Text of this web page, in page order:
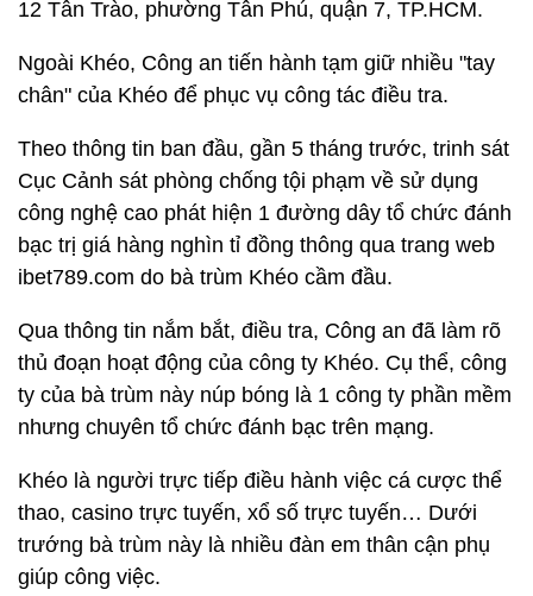
12 Tân Trào, phường Tân Phú, quận 7, TP.HCM.
Ngoài Khéo, Công an tiến hành tạm giữ nhiều "tay
chân" của Khéo để phục vụ công tác điều tra.
Theo thông tin ban đầu, gần 5 tháng trước, trinh sát
Cục Cảnh sát phòng chống tội phạm về sử dụng
công nghệ cao phát hiện 1 đường dây tổ chức đánh
bạc trị giá hàng nghìn tỉ đồng thông qua trang web
ibet789.com do bà trùm Khéo cầm đầu.
Qua thông tin nắm bắt, điều tra, Công an đã làm rõ
thủ đoạn hoạt động của công ty Khéo. Cụ thể, công
ty của bà trùm này núp bóng là 1 công ty phần mềm
nhưng chuyên tổ chức đánh bạc trên mạng.
Khéo là người trực tiếp điều hành việc cá cược thể
thao, casino trực tuyến, xổ số trực tuyến… Dưới
trướng bà trùm này là nhiều đàn em thân cận phụ
giúp công việc.